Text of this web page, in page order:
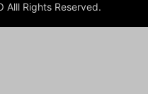
Rights Reserved.